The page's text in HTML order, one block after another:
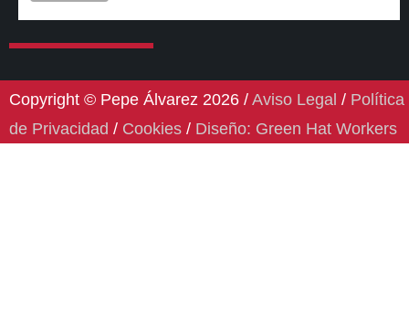
Copyright © Pepe Álvarez 2026 / Aviso Legal / Política
de Privacidad / Cookies / Diseño: Green Hat Workers